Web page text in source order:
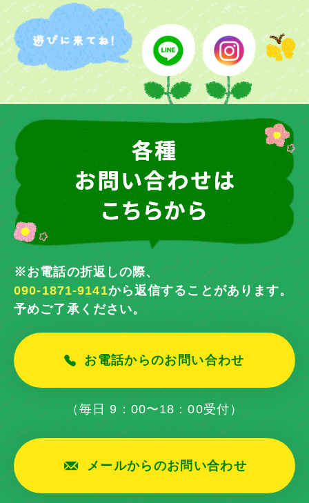
※お電話の折返しの際、
090-1871-9141から返信することがあります。
予めご了承ください。
お電話からのお問い合わせ
（毎日 9：00〜18：00受付）
メールからのお問い合わせ